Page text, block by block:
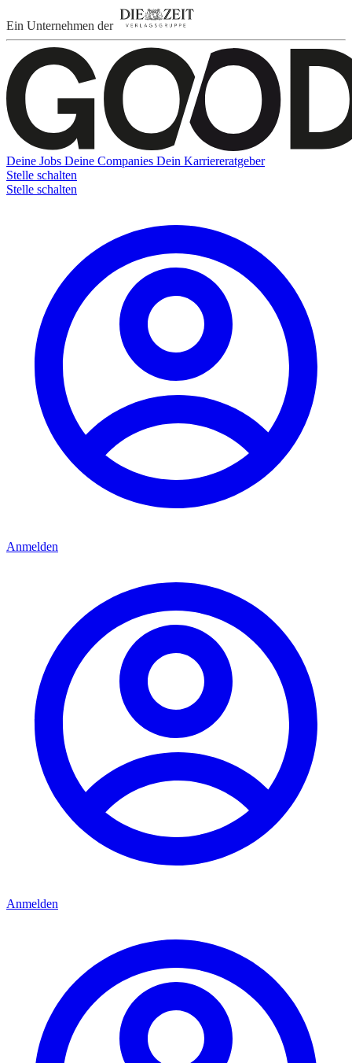
Ein Unternehmen der
Deine Jobs Deine Companies Dein Karriereratgeber
Stelle schalten
Stelle schalten
Anmelden
Anmelden